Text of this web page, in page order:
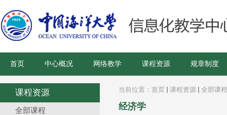
首页 中心概况 网络教学 课程资源 规章制度
课程资源
全部课程
当前位置： 首页 课程资源 全部课程
经济学